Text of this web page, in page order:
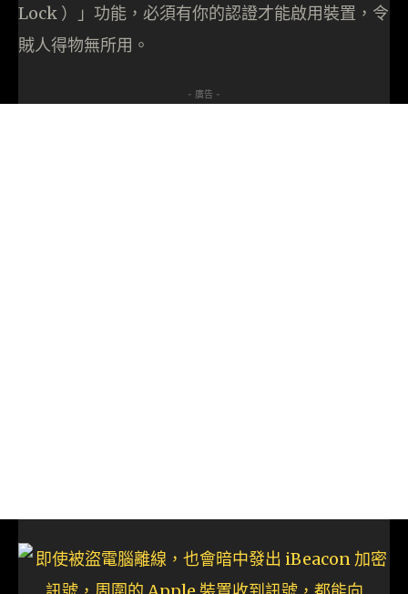
Lock ）」功能，必須有你的認證才能啟用裝置，令
賊人得物無所用。
- 廣告 -